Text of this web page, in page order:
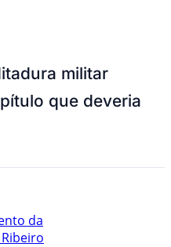
militar
que deveria
da